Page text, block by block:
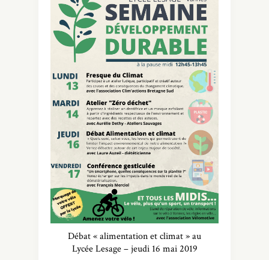
Débat « alimentation et climat » au
Lycée Lesage – jeudi 16 mai 2019